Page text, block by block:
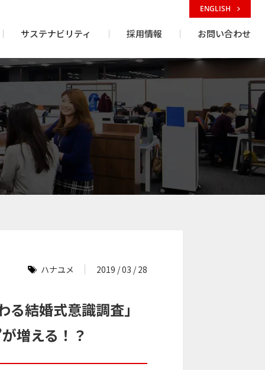
サステナビリティ 採用情報 お問い合わせ
ENGLISH
ハナユメ 2019 / 03 / 28
結婚式意識調査」
増える！？